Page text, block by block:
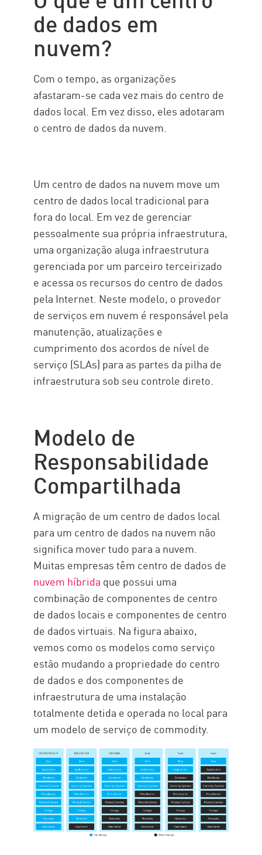
de dados em
nuvem?
Com o tempo, as organizações
afastaram-se cada vez mais do centro de
dados local. Em vez disso, eles adotaram
o centro de dados da nuvem.
Um centro de dados na nuvem move um
centro de dados local tradicional para
fora do local. Em vez de gerenciar
pessoalmente sua própria infraestrutura,
uma organização aluga infraestrutura
gerenciada por um parceiro terceirizado
e acessa os recursos do centro de dados
pela Internet. Neste modelo, o provedor
de serviços em nuvem é responsável pela
manutenção, atualizações e
cumprimento dos acordos de nível de
serviço (SLAs) para as partes da pilha de
infraestrutura sob seu controle direto.
Modelo de
Responsabilidade
Compartilhada
A migração de um centro de dados local
para um centro de dados na nuvem não
significa mover tudo para a nuvem.
Muitas empresas têm centro de dados de
nuvem híbrida que possui uma
combinação de componentes de centro
de dados locais e componentes de centro
de dados virtuais. Na figura abaixo,
vemos como os modelos como serviço
estão mudando a propriedade do centro
de dados e dos componentes de
infraestrutura de uma instalação
totalmente detida e operada no local para
um modelo de serviço de commodity.